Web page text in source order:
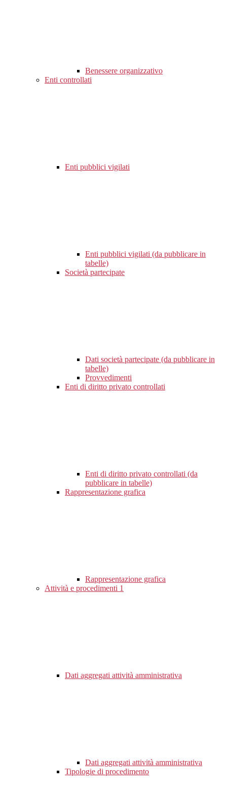
Benessere organizzativo
Enti controllati
Enti pubblici vigilati
Enti pubblici vigilati (da pubblicare in
tabelle)
Società partecipate
Dati società partecipate (da pubblicare in
tabelle)
Provvedimenti
Enti di diritto privato controllati
Enti di diritto privato controllati (da
pubblicare in tabelle)
Rappresentazione grafica
Rappresentazione grafica
Attività e procedimenti 1
Dati aggregati attività amministrativa
Dati aggregati attività amministrativa
Tipologie di procedimento